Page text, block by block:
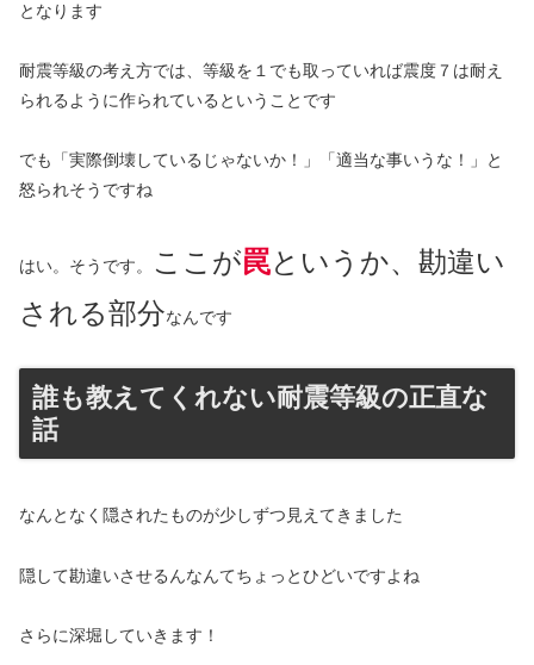
となります
耐震等級の考え方では、等級を１でも取っていれば震度７は耐え
られるように作られているということです
でも「実際倒壊しているじゃないか！」「適当な事いうな！」と
怒られそうですね
はい。そうです。 ここが罠というか、勘違い
される部分なんです
誰も教えてくれない耐震等級の正直な
話
なんとなく隠されたものが少しずつ見えてきました
隠して勘違いさせるんなんてちょっとひどいですよね
さらに深堀していきます！